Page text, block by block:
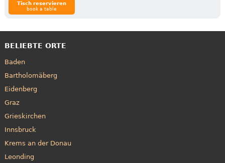
Tisch reservieren
book a table
BELIEBTE ORTE
Baden
Bartholomäberg
Eidenberg
Graz
Grieskirchen
Innsbruck
Krems an der Donau
Leonding